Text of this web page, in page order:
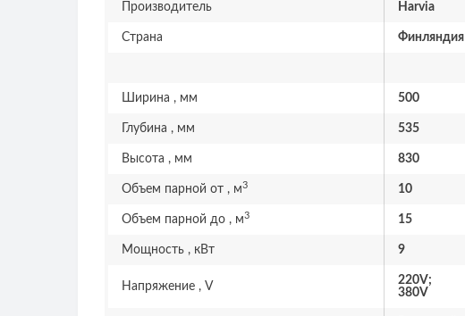
Производитель Harvia
Страна Финляндия
Ширина , мм 500
Глубина , мм 535
Высота , мм 830
Объем парной от , м3 10
Объем парной до , м3 15
Мощность , кВт 9
Напряжение , V
220V;
380V